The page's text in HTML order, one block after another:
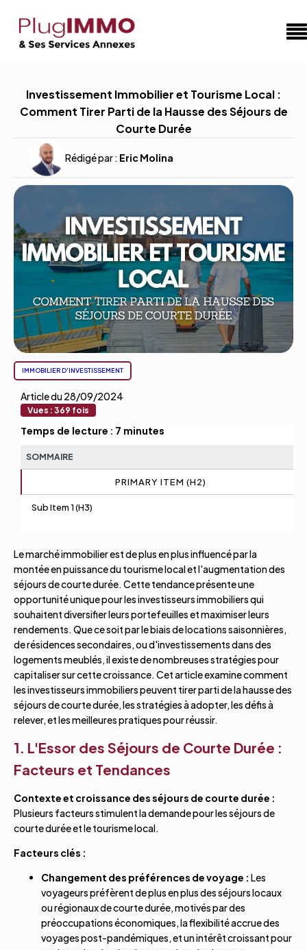
Investissement Immobilier et Tourisme Local :
Comment Tirer Parti de la Hausse des Séjours de
Courte Durée
Rédigé par : Eric Molina
IMMOBILIER D'INVESTISSEMENT
Article du28/09/2024
Vues : 369 fois
Temps de lecture : 7 minutes
SOMMAIRE
PRIMARY ITEM (H2)
Sub Item 1 (H3)
Le marché immobilier est de plus en plus influencé par la
montée en puissance du tourisme local et l'augmentation des
séjours de courte durée. Cette tendance présente une
opportunité unique pour les investisseurs immobiliers qui
souhaitent diversifier leurs portefeuilles et maximiser leurs
rendements. Que ce soit par le biais de locations saisonnières,
de résidences secondaires, ou d'investissements dans des
logements meublés, il existe de nombreuses stratégies pour
capitaliser sur cette croissance. Cet article examine comment
les investisseurs immobiliers peuvent tirer parti de la hausse des
séjours de courte durée, les stratégies à adopter, les défis à
relever, et les meilleures pratiques pour réussir.
1. L'Essor des Séjours de Courte Durée :
Facteurs et Tendances
Contexte et croissance des séjours de courte durée :
Plusieurs facteurs stimulent la demande pour les séjours de
courte durée et le tourisme local.
Facteurs clés :
Changement des préférences de voyage : Les
voyageurs préfèrent de plus en plus des séjours locaux
ou régionaux de courte durée, motivés par des
préoccupations économiques, la flexibilité accrue des
voyages post-pandémiques, et un intérêt croissant pour